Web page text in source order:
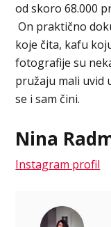
od skoro 68.000
On praktično
koje čita, kafu
fotografije su
pružaju mali uvid
se i sam čini.
Nina
Instagram profil